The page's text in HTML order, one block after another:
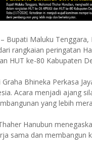
Bupati Maluku
rangkaian peringatan
HUT ke-80 Kabupaten
Bhineka Perkasa
Acara menjadi ajang
yang lebih
Hanubun
sama dan membangun